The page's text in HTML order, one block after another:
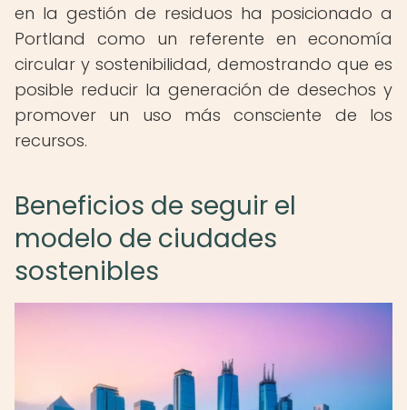
en la gestión de residuos ha posicionado a
Portland como un referente en economía
circular y sostenibilidad, demostrando que es
posible reducir la generación de desechos y
promover un uso más consciente de los
recursos.
Beneficios de seguir el
modelo de ciudades
sostenibles